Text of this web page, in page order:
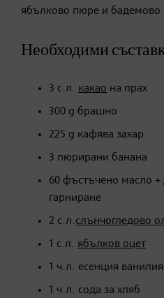
ябълково пюре и бадемово
Необходими
3 с.л. какао на прах
300 g брашно
225 g кафява захар
3 пюрирани банана
60 фъстъчено масло
гарниране
2 с.л.слънчогледово
1 с.л. ябълков оцет
1 ч.л. есенция ванилия
1 ч.л. сода за хляб